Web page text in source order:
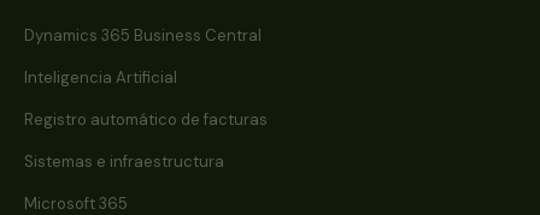
Dynamics 365 Business Central
Inteligencia Artificial
Registro automático de facturas
Sistemas e infraestructura
Microsoft 365